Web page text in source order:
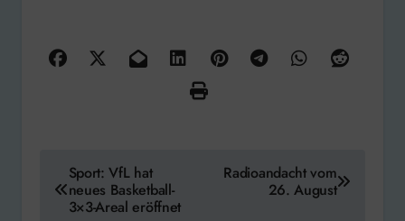
Sport: VfL hat
neues Basketball-
3×3-Areal eröffnet
Radioandacht vom
26. August